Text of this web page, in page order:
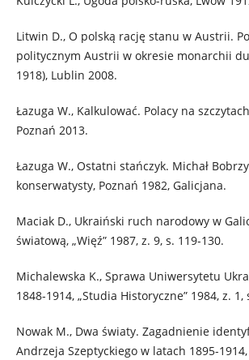
Litwin D., O polską rację stanu w Austrii.
politycznym Austrii w okresie monarchii
1918), Lublin 2008.
Łazuga W., Kalkulować. Polacy na
Poznań 2013.
Łazuga W., Ostatni stańczyk. Michał
konserwatysty, Poznań 1982, Galicjana.
Maciak D., Ukraiński ruch narodowy w
światową, „Więź” 1987, z. 9, s. 119-130.
Michalewska K., Sprawa Uniwersytetu
1848-1914, „Studia Historyczne” 1984, z. 1,
Nowak M., Dwa światy. Zagadnienie
Andrzeja Szeptyckiego w latach 1895-